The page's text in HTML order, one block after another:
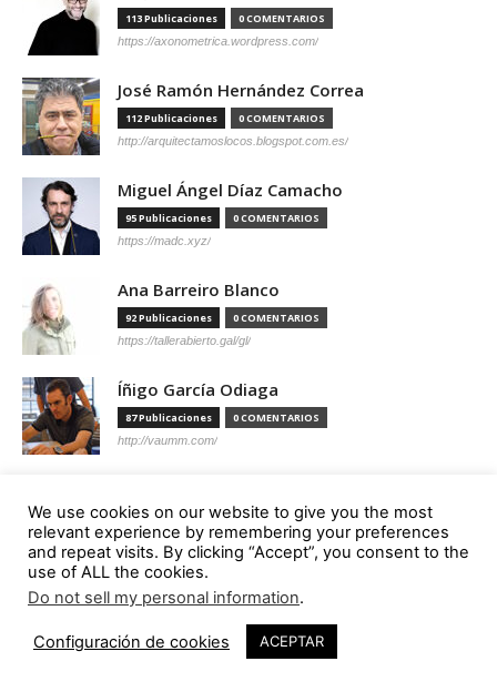
113 Publicaciones 0 COMENTARIOS
https://axonometrica.wordpress.com/
José Ramón Hernández Correa
112 Publicaciones 0 COMENTARIOS
http://arquitectamoslocos.blogspot.com.es/
Miguel Ángel Díaz Camacho
95 Publicaciones 0 COMENTARIOS
https://madc.xyz/
Ana Barreiro Blanco
92 Publicaciones 0 COMENTARIOS
https://tallerabierto.gal/gl/
Íñigo García Odiaga
87 Publicaciones 0 COMENTARIOS
http://vaumm.com/
85 Publicaciones 0 COMENTARIOS
https://oscartenreiro.com/
Antonio S. Río Vázquez
https://asrv.es/
We use cookies on our website to give you the most
relevant experience by remembering your preferences
and repeat visits. By clicking “Accept”, you consent to the
use of ALL the cookies.
Do not sell my personal information.
Configuración de cookies ACEPTAR